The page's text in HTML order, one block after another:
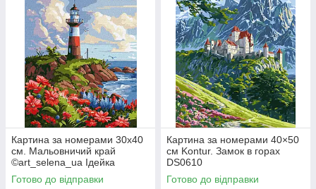
Картина за номерами 30х40
см. Мальовничий край
©art_selena_ua Ідейка
КНО2790
Готово до відправки
Картина за номерами 40×50
см Kontur. Замок в горах
DS0610
Готово до відправки